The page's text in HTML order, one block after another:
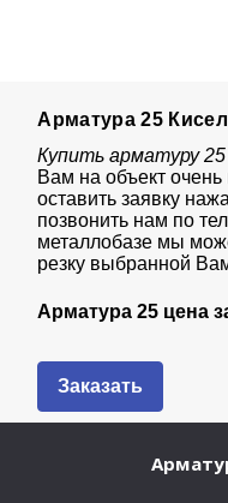
Арматура 25
Купить арматуру
Вам на объект
оставить заявку
позвонить нам по
металлобазе мы
резку выбранной
Арматура 25 цена
Заказать